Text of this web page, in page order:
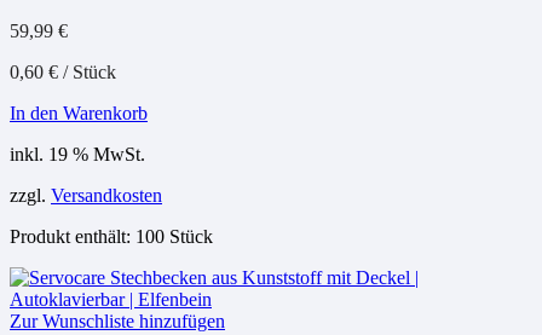
59,99 €
0,60 € / Stück
In den Warenkorb
inkl. 19 % MwSt.
zzgl. Versandkosten
Produkt enthält: 100 Stück
Zur Wunschliste hinzufügen